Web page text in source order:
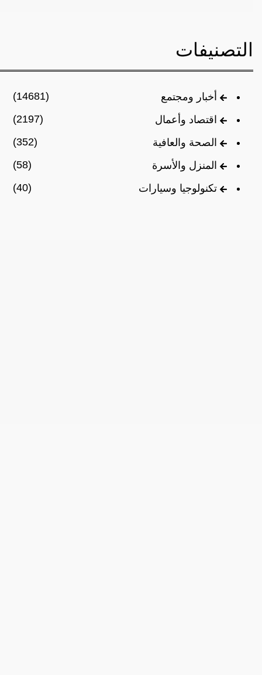
التصنيفات
أخبار ومجتمع
(14681)
اقتصاد وأعمال
(2197)
الصحة والعافية
(352)
المنزل والأسرة
(58)
تكنولوجيا وسيارات
(40)